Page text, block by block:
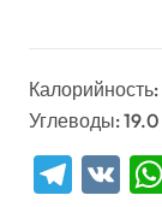
Углеводы: 19.0